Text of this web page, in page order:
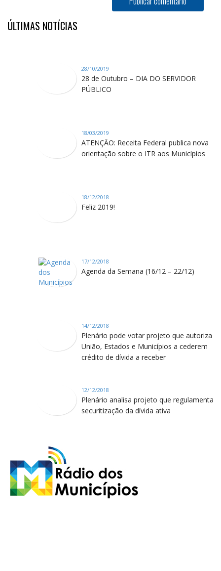
ÚLTIMAS NOTÍCIAS
28/10/2019
28 de Outubro – DIA DO SERVIDOR
PÚBLICO
18/03/2019
ATENÇÃO: Receita Federal publica nova
orientação sobre o ITR aos Municípios
18/12/2018
Feliz 2019!
17/12/2018
Agenda da Semana (16/12 – 22/12)
14/12/2018
Plenário pode votar projeto que autoriza
União, Estados e Municípios a cederem
crédito de dívida a receber
12/12/2018
Plenário analisa projeto que regulamenta
securitização da dívida ativa